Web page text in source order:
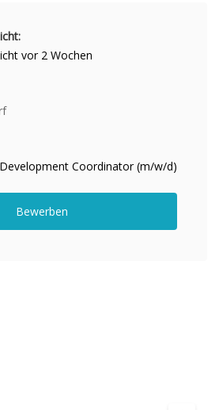
vor 2 Wochen
Coordinator (m/w/d)
Bewerben